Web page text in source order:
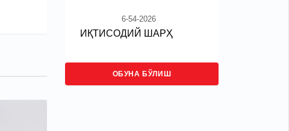
6-54-2026
ИҚТИСОДИЙ ШАРҲ
ОБУНА БЎЛИШ